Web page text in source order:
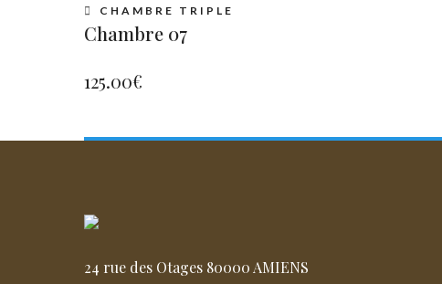
CHAMBRE TRIPLE
Chambre 07
125.00€
24 rue des Otages 80000 AMIENS